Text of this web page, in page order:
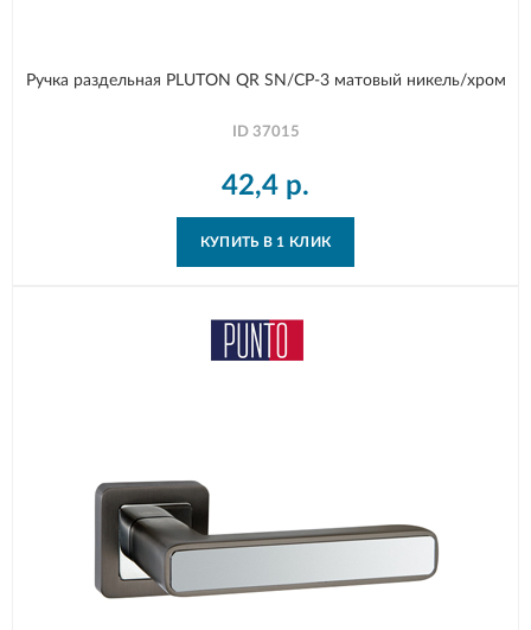
Ручка раздельная PLUTON QR SN/CP-3 матовый никель/хром
ID 37015
42,4 р.
КУПИТЬ В 1 КЛИК